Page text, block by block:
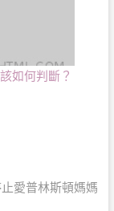
如何判斷？
愛普林斯頓媽媽